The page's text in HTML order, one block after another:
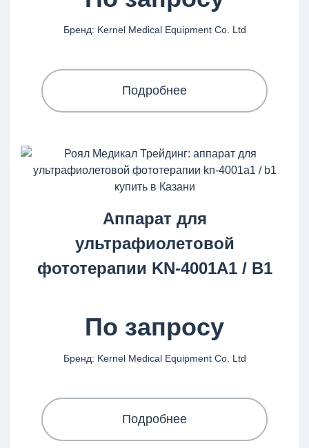
Бренд: Kernel Medical Equipment Co. Ltd
Подробнее
Аппарат для
ультрафиолетовой
фототерапии KN-4001A1 / B1
По запросу
Бренд: Kernel Medical Equipment Co. Ltd
Подробнее